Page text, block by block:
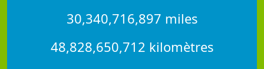
30,340,716,897 miles
48,828,650,712 kilomètres